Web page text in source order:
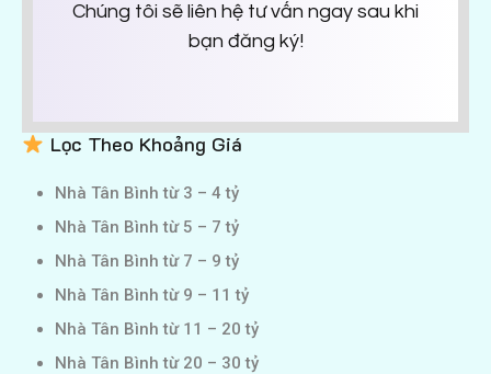
Chúng tôi sẽ liên hệ tư vấn ngay sau khi
bạn đăng ký!
Lọc Theo Khoảng Giá
Nhà Tân Bình từ 3 – 4 tỷ
Nhà Tân Bình từ 5 – 7 tỷ
Nhà Tân Bình từ 7 – 9 tỷ
Nhà Tân Bình từ 9 – 11 tỷ
Nhà Tân Bình từ 11 – 20 tỷ
Nhà Tân Bình từ 20 – 30 tỷ